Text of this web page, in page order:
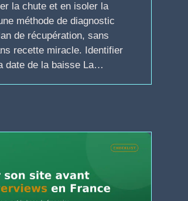
la chute et en isoler la
méthode de diagnostic
de récupération, sans
recette miracle. Identifier
date de la baisse La…